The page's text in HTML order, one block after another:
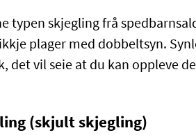
typen skjegling frå
plager med dobbeltsyn.
det vil seie at du kan oppleve
(skjult skjegling)